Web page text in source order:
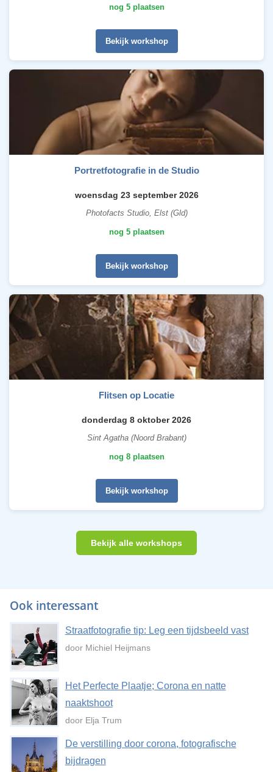
nog 5 plaatsen
Bekijk workshop
Portretfotografie in de Studio
woensdag 23 september 2026
Photofacts Studio, Elst (Gld)
nog 5 plaatsen
Bekijk workshop
Flitsen op Locatie
donderdag 8 oktober 2026
Sint Agatha (Noord Brabant)
nog 8 plaatsen
Bekijk workshop
Bekijk alle workshops
Ook interessant
Straatfotografie tip: Leg een tijdsbeeld vast
door Michiel Heijmans
Het Perfecte Plaatje; Corona en natte
naaktshoot
door Elja Trum
De verstilling door corona, fotografische
bijdragen